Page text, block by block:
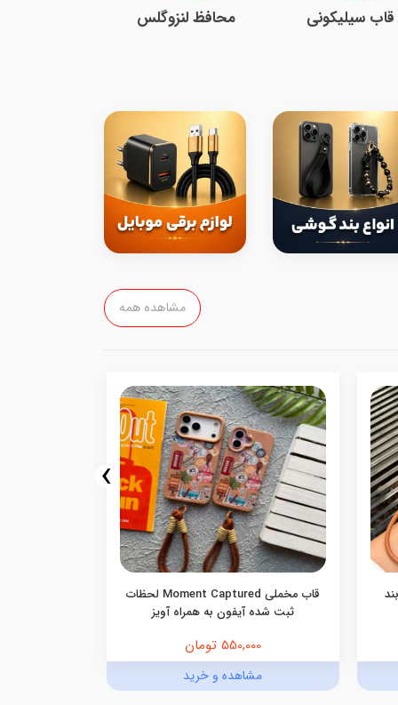
قاب سیلیکونی محافظ لنزوگلس
مشاهده همه
قاب مخملی Moment Captured لحظات
ثبت شده آیفون به همراه آویز
550,000 تومان
مشاهده و خرید
›